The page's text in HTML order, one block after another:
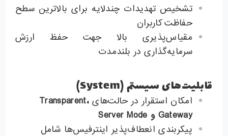
تشخیص تهدیدات چندلایه برای بالاترین سطح
حفاظت کاربران
مقیاس‌پذیری بالا جهت حفظ ارزش
سرمایه‌گذاری در بلندمدت
قابلیت‌های سیستم (System)
امکان استقرار در حالت‌های Transparent،
Gateway و
پیکربندی انعطاف‌پذیر اینترفیس‌ها شامل